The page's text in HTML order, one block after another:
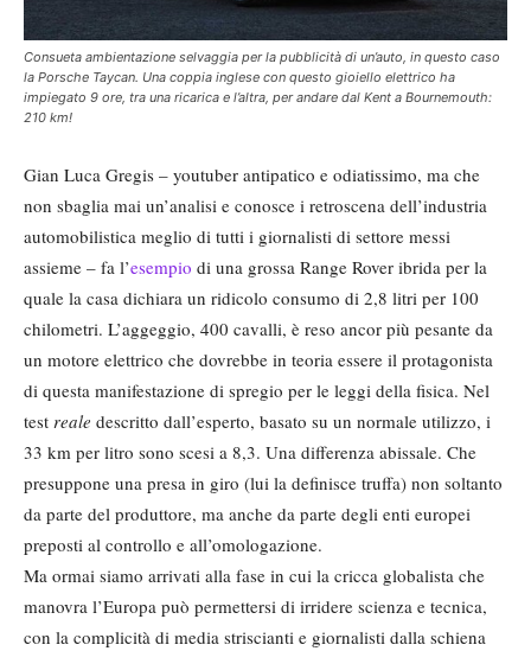
Consueta ambientazione selvaggia per la pubblicità di un’auto, in questo caso
la Porsche Taycan. Una coppia inglese con questo gioiello elettrico ha
impiegato 9 ore, tra una ricarica e l’altra, per andare dal Kent a Bournemouth:
210 km!
Gian Luca Gregis – youtuber antipatico e odiatissimo, ma che
non sbaglia mai un’analisi e conosce i retroscena dell’industria
automobilistica meglio di tutti i giornalisti di settore messi
assieme – fa l’esempio di una grossa Range Rover ibrida per la
quale la casa dichiara un ridicolo consumo di 2,8 litri per 100
chilometri. L’aggeggio, 400 cavalli, è reso ancor più pesante da
un motore elettrico che dovrebbe in teoria essere il protagonista
di questa manifestazione di spregio per le leggi della fisica. Nel
test reale descritto dall’esperto, basato su un normale utilizzo, i
33 km per litro sono scesi a 8,3. Una differenza abissale. Che
presuppone una presa in giro (lui la definisce truffa) non soltanto
da parte del produttore, ma anche da parte degli enti europei
preposti al controllo e all’omologazione.
Ma ormai siamo arrivati alla fase in cui la cricca globalista che
manovra l’Europa può permettersi di irridere scienza e tecnica,
con la complicità di media striscianti e giornalisti dalla schiena